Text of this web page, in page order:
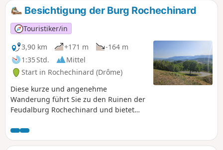
Besichtigung der Burg Rochechinard
Touristiker/in
3,90 km
+171 m
-164 m
1:35 Std.
Mittel
Start in Rochechinard (Drôme)
Diese kurze und angenehme
Wanderung führt Sie zu den Ruinen der
Feudalburg Rochechinard und bietet
Royans-Tal. Es gibt eine kleine steile
Passage von 15 m Länge.